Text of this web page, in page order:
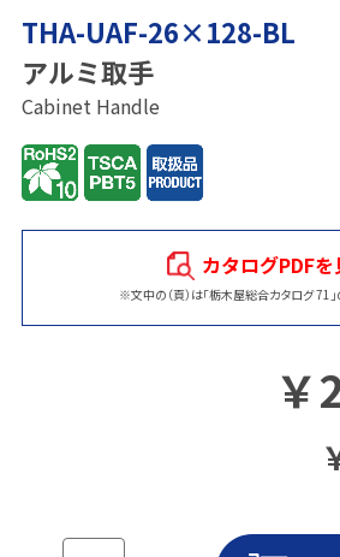
THA-UAF-26×128-BL
アルミ取手
Cabinet Handle
カタログPDFを
※文中の（頁）は「栃木屋総合カタログ 71」
￥